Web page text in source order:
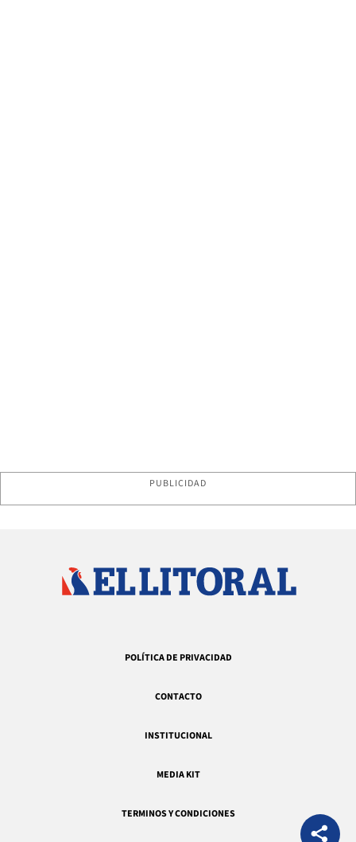
PUBLICIDAD
POLÍTICA DE PRIVACIDAD
CONTACTO
INSTITUCIONAL
MEDIA KIT
TERMINOS Y CONDICIONES